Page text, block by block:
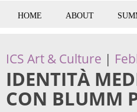
HOME ABOUT
ICS Art & Culture |
IDENTITÀ
CON BLUMM